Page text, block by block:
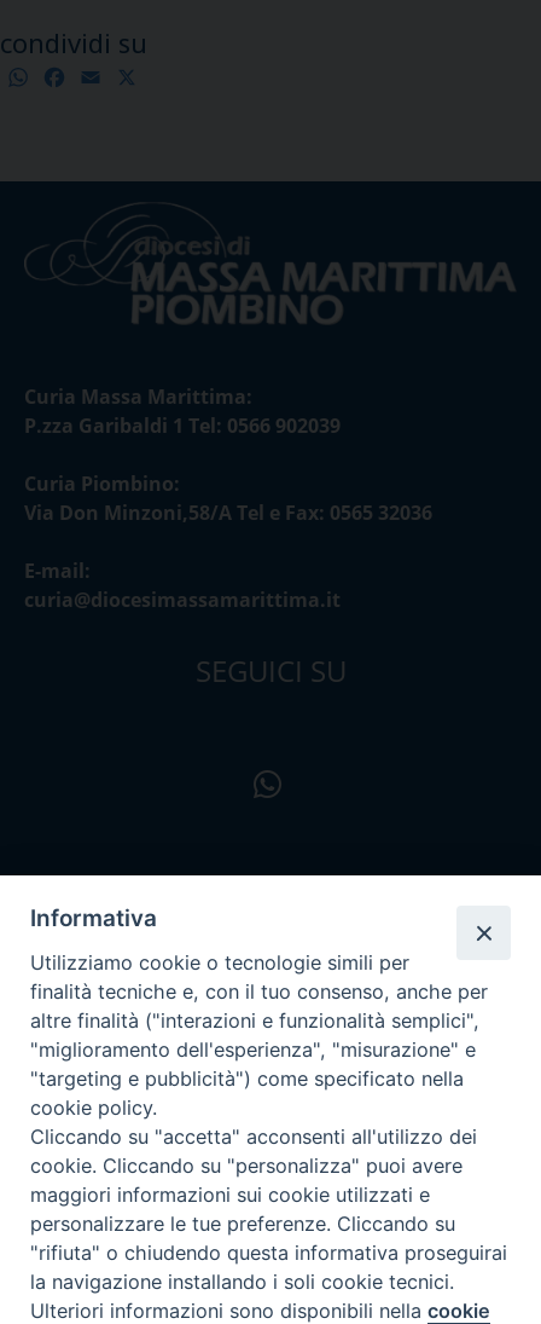
condividi su
WhatsApp
Facebook
Email
Curia Massa Marittima:
P.zza Garibaldi 1 Tel: 0566 902039
Curia Piombino:
Via Don Minzoni,58/A Tel e Fax: 0565 32036
E-mail:
curia@diocesimassamarittima.it
SEGUICI SU
Privacy policy - trasparenza
© 2024 Diocesi di Massa Marittima - Piombino
Preferenze Cookie
Informativa
Utilizziamo cookie o tecnologie simili per
finalità tecniche e, con il tuo consenso, anche per
altre finalità ("interazioni e funzionalità semplici",
"miglioramento dell'esperienza", "misurazione" e
"targeting e pubblicità") come specificato nella
cookie policy.
Cliccando su "accetta" acconsenti all'utilizzo dei
cookie. Cliccando su "personalizza" puoi avere
maggiori informazioni sui cookie utilizzati e
personalizzare le tue preferenze. Cliccando su
"rifiuta" o chiudendo questa informativa proseguirai
la navigazione installando i soli cookie tecnici.
Ulteriori informazioni sono disponibili nellacookie